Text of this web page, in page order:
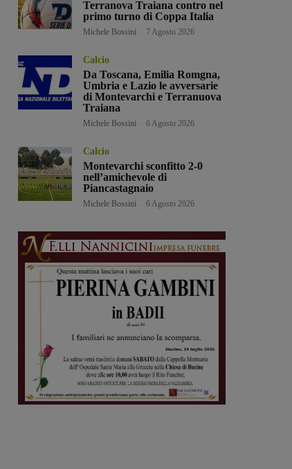
Terranova Traiana contro nel
primo turno di Coppa Italia
Michele Bossini 7 Agosto 2026
Calcio
Da Toscana, Emilia Romgna,
Umbria e Lazio le avversarie
di Montevarchi e Terranuova
Traiana
Michele Bossini 6 Agosto 2026
Calcio
Montevarchi sconfitto 2-0
nell’amichevole di
Piancastagnaio
Michele Bossini 6 Agosto 2026